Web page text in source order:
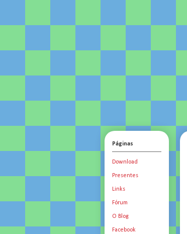
Páginas
Download
Presentes
Links
Fórum
O Blog
Facebook